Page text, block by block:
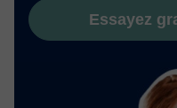
Essayez